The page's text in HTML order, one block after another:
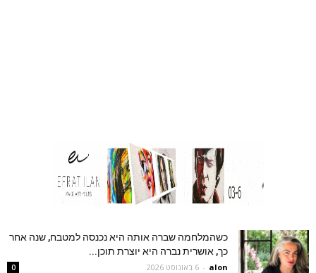
כשהמלחמה שברה אותה היא נכנסה למטבח, שנה אחר
כך, אושרית נברה היא יוצרת תוכן...
alon
- 6 באוגוסט 2026 0